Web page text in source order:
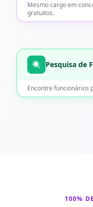
Mesmo cargo em
gratuitos.
Pesquisa de
Encontre funcionários
100%